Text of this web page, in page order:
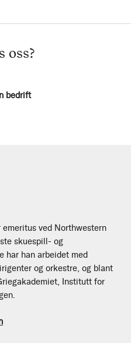
oss?
bedrift
ved Northwestern
skuespill- og
har han arbeidet med
og orkestre, og blant
Institutt for